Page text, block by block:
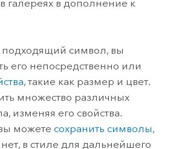
галереях в дополнение к
подходящий символ, вы
его непосредственно или
, такие как размер и цвет.
множество различных
изменяя его свойства.
можете сохранить символы,
в стиле для дальнейшего